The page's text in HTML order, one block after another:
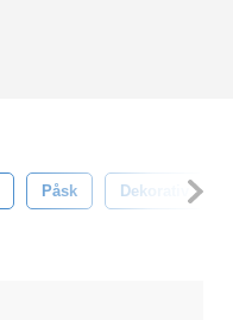
Påsk Dekorativ